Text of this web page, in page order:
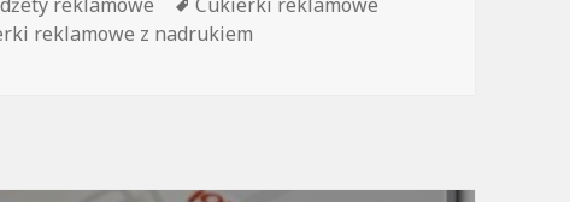
reklamowe z nadrukiem